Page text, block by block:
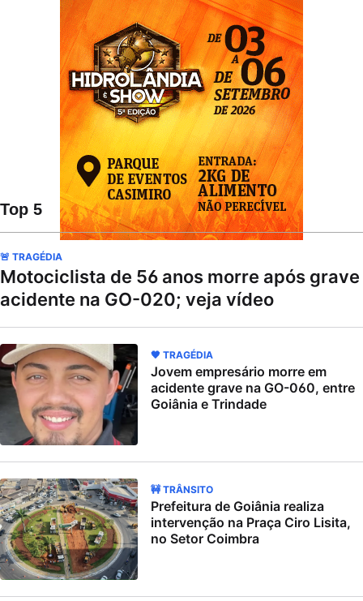
Top 5
🚨 TRAGÉDIA
Motociclista de 56 anos morre após grave
acidente na GO-020; veja vídeo
🖤 TRAGÉDIA
Jovem empresário morre em
acidente grave na GO-060, entre
Goiânia e Trindade
🚧 TRÂNSITO
Prefeitura de Goiânia realiza
intervenção na Praça Ciro Lisita,
no Setor Coimbra